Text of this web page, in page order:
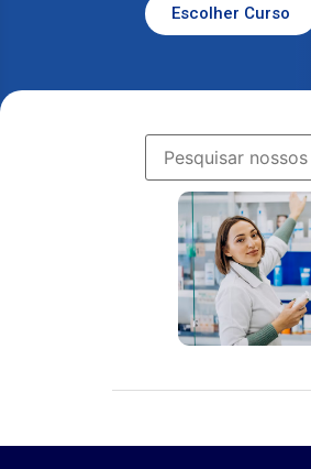
Escolher Curso